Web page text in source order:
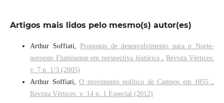
Artigos mais lidos pelo mesmo(s) autor(es)
Arthur Soffiati, Propostas de desenvolvimento para o Norte-
noroeste Fluminense em perspectiva histórica , Revista Vértices:
v. 7 n. 1/3 (2005)
Arthur Soffiati,O movimento político de Campos em 1855 ,
Revista Vértices: v. 14 n. 1 Especial (2012)